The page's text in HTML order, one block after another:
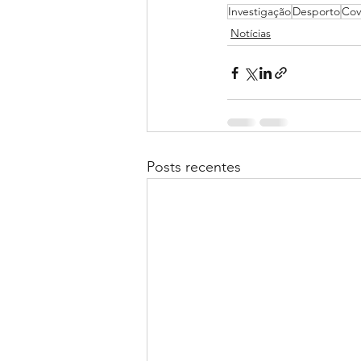
InvestigaçãoDesporto
Notícias
Posts recentes